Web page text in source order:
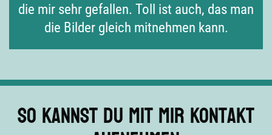
die mir sehr gefallen. Toll ist auch, das man
die Bilder gleich mitnehmen kann.
So kannst du mit mir Kontakt